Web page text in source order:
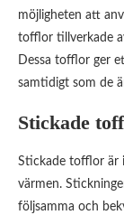
möjligheten att
tofflor tillverkade
Dessa tofflor ger
samtidigt som de
Stickade
Stickade tofflor är
värmen.
följsamma och